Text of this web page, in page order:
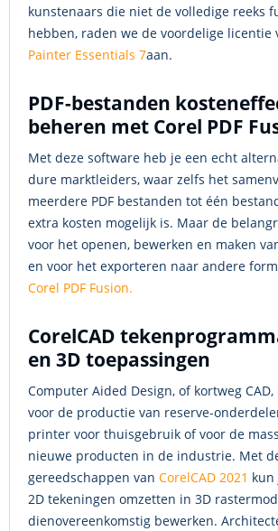
kunstenaars die niet de volledige reeks
hebben, raden we de voordelige licentie
Painter Essentials 7aan.
PDF-bestanden
beheren met Corel PDF
Met deze software heb je een echt
dure marktleiders, waar zelfs het
meerdere PDF bestanden tot één
extra kosten mogelijk is. Maar de
voor het openen, bewerken en maken
en voor het exporteren naar andere
Corel PDF Fusion.
CorelCAD
en 3D toepassingen
Computer Aided Design, of kortweg
voor de productie van reserve-
printer voor thuisgebruik of voor de
nieuwe producten in de industrie. Met
gereedschappen van CorelCAD 2021 kun
2D tekeningen omzetten in 3D
dienovereenkomstig bewerken.